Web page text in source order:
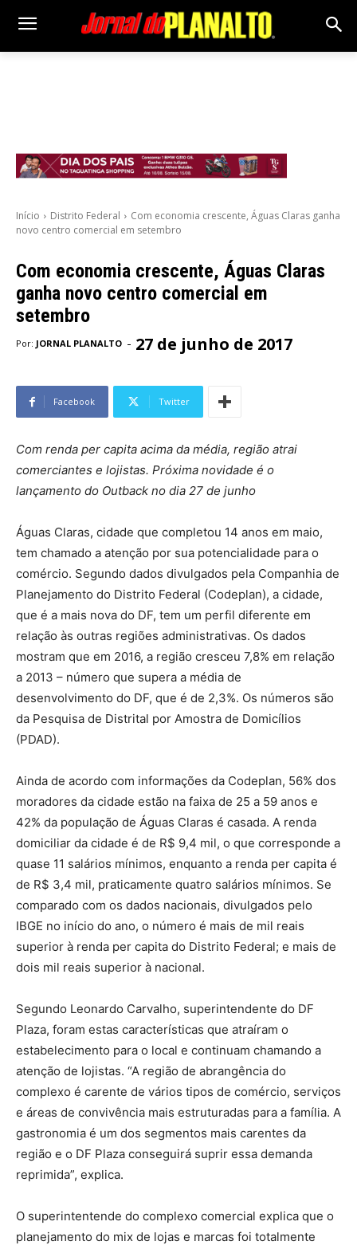
Início Distrito Federal
Com economia crescente, Águas Claras ganha
novo centro comercial em setembro
Com economia crescente, Águas Claras
ganha novo centro comercial em
setembro
Por: JORNAL PLANALTO - 27 de junho de 2017
Facebook Twitter
Com renda per capita acima da média, região atrai
comerciantes e lojistas. Próxima novidade é o
lançamento do Outback no dia 27 de junho
Águas Claras, cidade que completou 14 anos em maio,
tem chamado a atenção por sua potencialidade para o
comércio. Segundo dados divulgados pela Companhia de
Planejamento do Distrito Federal (Codeplan), a cidade,
que é a mais nova do DF, tem um perfil diferente em
relação às outras regiões administrativas. Os dados
mostram que em 2016, a região cresceu 7,8% em relação
a 2013 – número que supera a média de
desenvolvimento do DF, que é de 2,3%. Os números são
da Pesquisa de Distrital por Amostra de Domicílios
(PDAD).
Ainda de acordo com informações da Codeplan, 56% dos
moradores da cidade estão na faixa de 25 a 59 anos e
42% da população de Águas Claras é casada. A renda
domiciliar da cidade é de R$ 9,4 mil, o que corresponde a
quase 11 salários mínimos, enquanto a renda per capita é
de R$ 3,4 mil, praticamente quatro salários mínimos. Se
comparado com os dados nacionais, divulgados pelo
IBGE no início do ano, o número é mais de mil reais
superior à renda per capita do Distrito Federal; e mais de
dois mil reais superior à nacional.
Segundo Leonardo Carvalho, superintendente do DF
Plaza, foram estas características que atraíram o
estabelecimento para o local e continuam chamando a
atenção de lojistas. “A região de abrangência do
complexo é carente de vários tipos de comércio, serviços
e áreas de convivência mais estruturadas para a família. A
gastronomia é um dos segmentos mais carentes da
região e o DF Plaza conseguirá suprir essa demanda
reprimida”, explica.
O superintentende do complexo comercial explica que o
planejamento do mix de lojas e marcas foi totalmente